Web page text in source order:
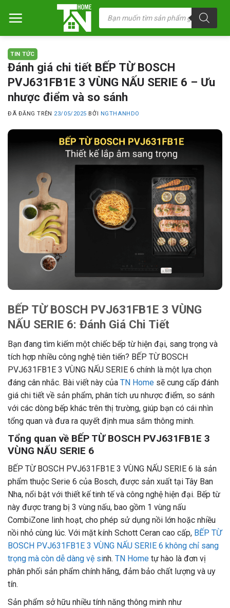
đến
Tìm
kiếm
phẩm
TIN TỨC
Đánh giá chi tiết BẾP TỪ BOSCH
PVJ631FB1E 3 VÙNG NẤU SERIE 6 – Ưu
nhược điểm và so sánh
ĐÃ ĐĂNG TRÊN 23/05/2025 BỞI NGTHANHDO
BẾP TỪ BOSCH PVJ631FB1E 3 VÙNG
NẤU SERIE 6: Đánh Giá Chi Tiết
Bạn đang tìm kiếm một chiếc bếp từ hiện đại, sang trọng và
tích hợp nhiều công nghệ tiên tiến? BẾP TỪ BOSCH
PVJ631FB1E 3 VÙNG NẤU SERIE 6 chính là một lựa chọn
đáng cân nhắc. Bài viết này của TN Home sẽ cung cấp đánh
giá chi tiết về sản phẩm, phân tích ưu nhược điểm, so sánh
với các dòng bếp khác trên thị trường, giúp bạn có cái nhìn
tổng quan và đưa ra quyết định mua sắm thông minh.
Tổng quan về BẾP TỪ BOSCH PVJ631FB1E 3
VÙNG NẤU SERIE 6
BẾP TỪ BOSCH PVJ631FB1E 3 VÙNG NẤU SERIE 6 là sản
phẩm thuộc Serie 6 của Bosch, được sản xuất tại Tây Ban
Nha, nổi bật với thiết kế tinh tế và công nghệ hiện đại. Bếp từ
này được trang bị 3 vùng nấu, bao gồm 1 vùng nấu
CombiZone linh hoạt, cho phép sử dụng nồi lớn hoặc nhiều
nồi nhỏ cùng lúc. Với mặt kính Schott Ceran cao cấp, BẾP TỪ
BOSCH PVJ631FB1E 3 VÙNG NẤU SERIE 6 không chỉ sang
trọng mà còn dễ dàng vệ sinh. TN Home tự hào là đơn vị
phân phối sản phẩm chính hãng, đảm bảo chất lượng và uy
tín.
Sản phẩm sở hữu nhiều tính năng thông minh như